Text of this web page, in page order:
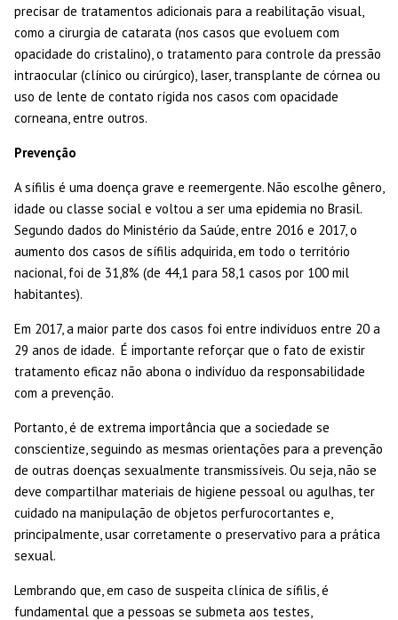
precisar de tratamentos adicionais para a reabilitação visual,
como a cirurgia de catarata (nos casos que evoluem com
opacidade do cristalino), o tratamento para controle da pressão
intraocular (clínico ou cirúrgico), laser, transplante de córnea ou
uso de lente de contato rígida nos casos com opacidade
corneana, entre outros.
Prevenção
A sífilis é uma doença grave e reemergente. Não escolhe gênero,
idade ou classe social e voltou a ser uma epidemia no Brasil.
Segundo dados do Ministério da Saúde, entre 2016 e 2017, o
aumento dos casos de sífilis adquirida, em todo o território
nacional, foi de 31,8% (de 44,1 para 58,1 casos por 100 mil
habitantes).
Em 2017, a maior parte dos casos foi entre indivíduos entre 20 a
29 anos de idade. É importante reforçar que o fato de existir
tratamento eficaz não abona o indivíduo da responsabilidade
com a prevenção.
Portanto, é de extrema importância que a sociedade se
conscientize, seguindo as mesmas orientações para a prevenção
de outras doenças sexualmente transmissíveis. Ou seja, não se
deve compartilhar materiais de higiene pessoal ou agulhas, ter
cuidado na manipulação de objetos perfurocortantes e,
principalmente, usar corretamente o preservativo para a prática
sexual.
Lembrando que, em caso de suspeita clínica de sífilis, é
fundamental que a pessoas se submeta aos testes,